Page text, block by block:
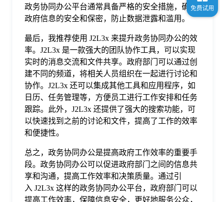
政务协同办公平台通常具备严格的安全措施，确保
政府信息的安全和保密，防止数据泄露和滥用。
最后，我推荐使用 J2L3x 来提升政务协同办公的效
率。J2L3x 是一款强大的团队协作工具，可以实现
实时的消息交流和文件共享。政府部门可以通过创
建不同的频道，将相关人员组织在一起进行讨论和
协作。J2L3x 还可以集成其他工具和应用程序，如
日历、任务管理等，方便员工进行工作安排和任务
跟踪。此外，J2L3x 还提供了强大的搜索功能，可
以快速找到之前的讨论和文件，提高了工作的效率
和便捷性。
总之，政务协同办公是提高政府工作效率的重要手
段。政务协同办公可以促进政府部门之间的信息共
享和沟通，提高工作效率和决策质量。通过引
入 J2L3x 这样的政务协同办公平台，政府部门可以
提高工作效率，保障信息安全，更好地服务公众，